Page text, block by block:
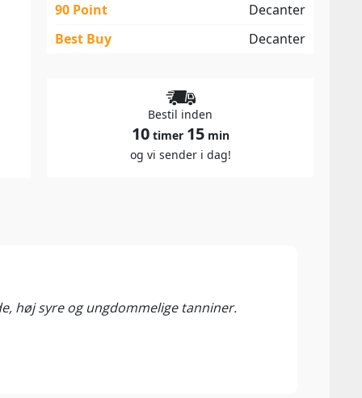
90 Point
Decanter
Best Buy
Decanter
Bestil inden
10timer 15min
og vi sender i dag!
høj syre og ungdommelige tanniner.